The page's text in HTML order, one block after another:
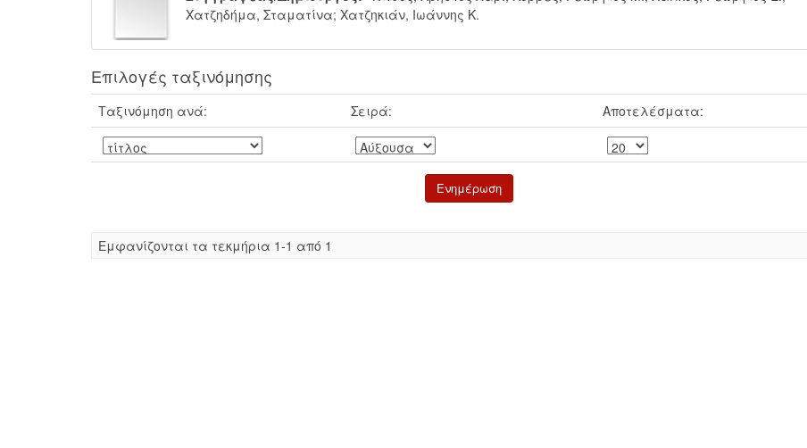
Χατζηδήμα, Σταματίνα; Χατζηκιάν, Ιωάννης Κ.
Επιλογές ταξινόμησης
Ταξινόμηση ανά: Σειρά: Αποτελέσματα:
Eμφανίζονται τα τεκμήρια 1-1 από 1